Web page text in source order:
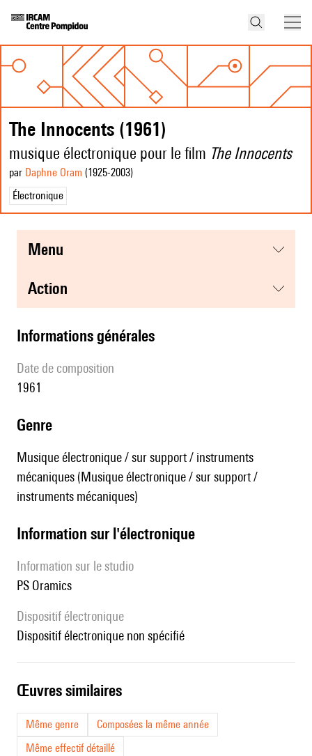
The Innocents (1961)
musique électronique pour le film The Innocents
par Daphne Oram (1925-2003)
Électronique
menu
action
informations générales
date de composition
1961
genre
Musique électronique / sur support / instruments
mécaniques (Musique électronique / sur support /
instruments mécaniques)
Information sur l'électronique
Information sur le studio
PS Oramics
Dispositif électronique
dispositif électronique non spécifié
œuvres similaires
Même genre
Composées la même année
Même effectif détaillé